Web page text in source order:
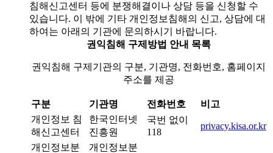
침해신고센터 등에 분쟁해결이나 상담 등을 신청할 수
있습니다. 이 밖에 기타 개인정보침해의 신고, 상담에 대
하여는 아래의 기관에 문의하시기 바랍니다.
권익침해 구제방법 안내 목록
권익침해 구제기관의 구분, 기관명, 전화번호, 홈페이지
주소를 제공
구분 기관명 전화번호
비고
개인정보 침
해신고센터
한국인터넷
진흥원
국번 없이
118
privacy.kisa.or.kr
개인정보분
개인정보분